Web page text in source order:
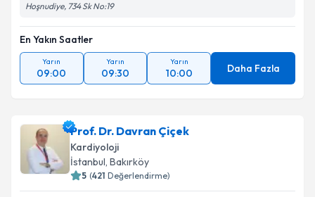
Takvim Talebini Gönder
Hoşnudiye, 734 Sk No:19
En Yakın Saatler
Yarın
09:00
Yarın
09:30
Yarın
10:00 Daha Fazla
Prof. Dr. Davran Çiçek
Kardiyoloji
İstanbul, Bakırköy
5 (421 Değerlendirme)